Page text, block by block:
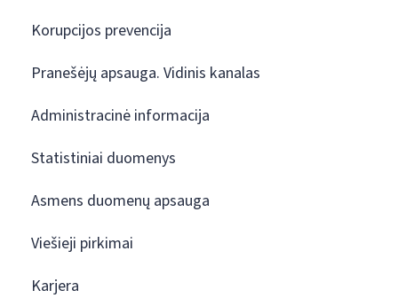
Korupcijos prevencija
Pranešėjų apsauga. Vidinis kanalas
Administracinė informacija
Statistiniai duomenys
Asmens duomenų apsauga
Viešieji pirkimai
Karjera